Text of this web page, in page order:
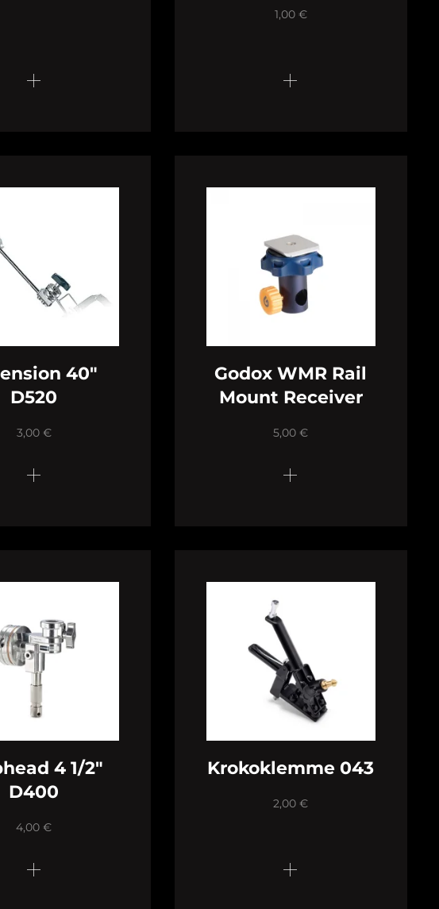
1,00 €
40″
D520
3,00 €
Godox WMR Rail
Mount Receiver
5,00€
4 1/2″
D400
4,00€
Krokoklemme 043
2,00€